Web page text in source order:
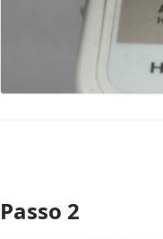
Comentar
Passo 2